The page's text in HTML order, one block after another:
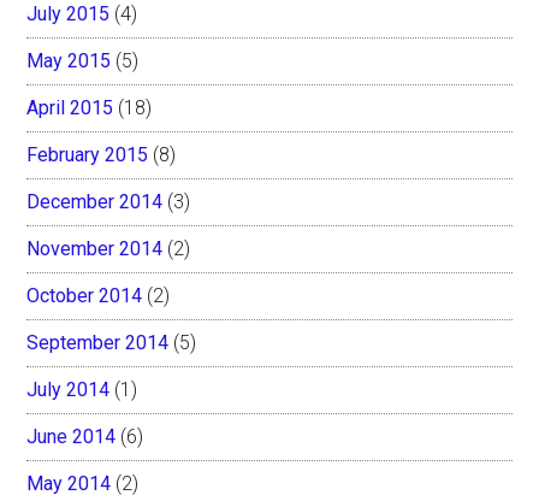
July 2015 (4)
May 2015 (5)
April 2015 (18)
February 2015 (8)
December 2014 (3)
November 2014 (2)
October 2014 (2)
September 2014 (5)
July 2014 (1)
June 2014 (6)
May 2014 (2)